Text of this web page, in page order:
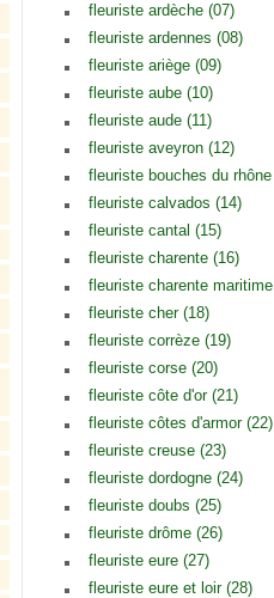
fleuriste ardèche (07)
fleuriste ardennes (08)
fleuriste ariège (09)
fleuriste aube (10)
fleuriste aude (11)
fleuriste aveyron (12)
fleuriste bouches du
fleuriste calvados (14)
fleuriste cantal (15)
fleuriste charente (16)
fleuriste charente
fleuriste cher (18)
fleuriste corrèze (19)
fleuriste corse (20)
fleuriste côte d'or (21)
fleuriste côtes d'armor (22)
fleuriste creuse (23)
fleuriste dordogne (24)
fleuriste doubs (25)
fleuriste drôme (26)
fleuriste eure (27)
fleuriste eure et loir (28)